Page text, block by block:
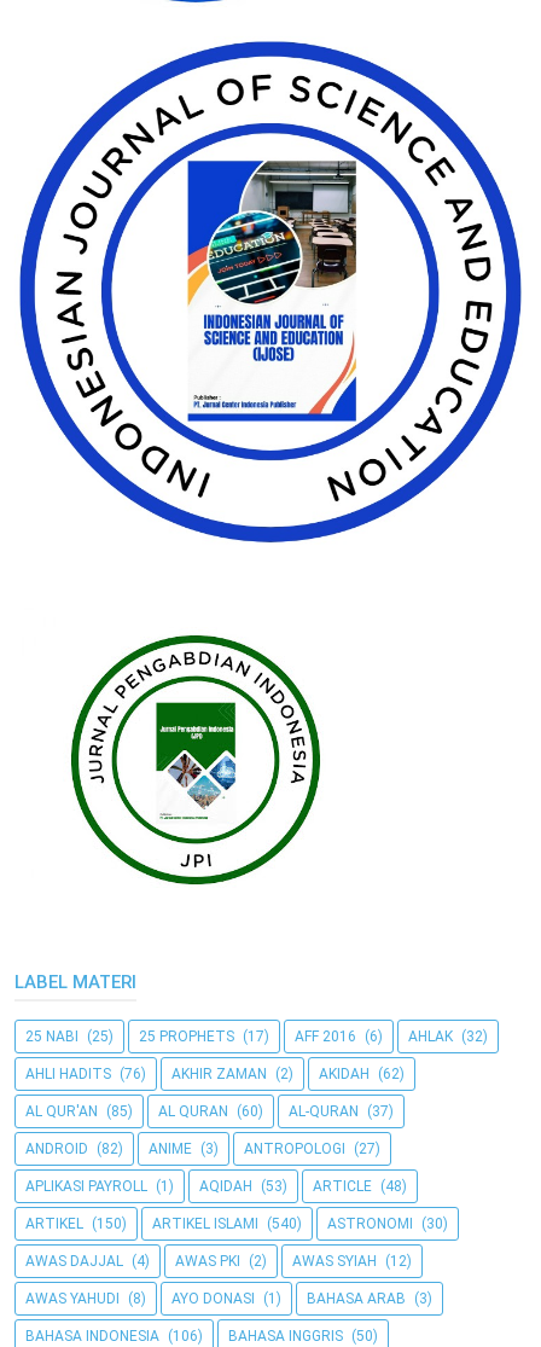
LABEL MATERI
25 NABI (25) 25 PROPHETS (17) AFF 2016 (6) AHLAK (32)
AHLI HADITS (76) AKHIR ZAMAN (2) AKIDAH (62)
AL QUR'AN (85) AL QURAN (60) AL-QURAN (37)
ANDROID (82) ANIME (3) ANTROPOLOGI (27)
APLIKASI PAYROLL (1) AQIDAH (53) ARTICLE (48)
ARTIKEL (150) ARTIKEL ISLAMI (540) ASTRONOMI (30)
AWAS DAJJAL (4) AWAS PKI (2) AWAS SYIAH (12)
AWAS YAHUDI (8) AYO DONASI (1) BAHASA ARAB (3)
BAHASA INDONESIA (106) BAHASA INGGRIS (50)